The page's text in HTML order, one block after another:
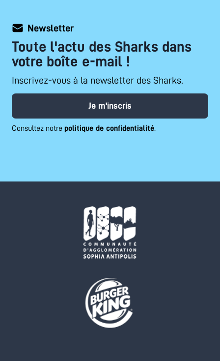
Newsletter
Toute l'actu des Sharks dans
votre boîte e-mail !
Inscrivez-vous à la newsletter des Sharks.
Je m'inscris
Consultez notre politique de confidentialité.